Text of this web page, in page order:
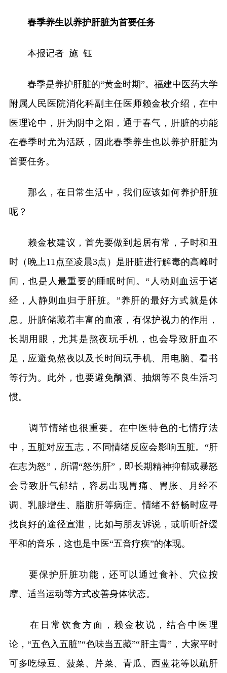
春季养生以养护肝脏为首要任务
本报记者 施 钰
春季是养护肝脏的“黄金时期”。福建中医药大学
附属人民医院消化科副主任医师赖金枚介绍，在中
医理论中，肝为阴中之阳，通于春气，肝脏的功能
在春季时尤为活跃，因此春季养生也以养护肝脏为
首要任务。
那么，在日常生活中，我们应该如何养护肝脏
呢？
赖金枚建议，首先要做到起居有常，子时和丑
时（晚上11点至凌晨3点）是肝脏进行解毒的高峰时
间，也是人最重要的睡眠时间。“人动则血运于诸
经，人静则血归于肝脏。”养肝的最好方式就是休
息。肝脏储藏着丰富的血液，有保护视力的作用，
长期用眼，尤其是熬夜玩手机，也会导致肝血不
足，应避免熬夜以及长时间玩手机、用电脑、看书
等行为。此外，也要避免酗酒、抽烟等不良生活习
惯。
调节情绪也很重要。在中医特色的七情疗法
中，五脏对应五志，不同情绪反应会影响五脏。“肝
在志为怒”，所谓“怒伤肝”，即长期精神抑郁或暴怒
会导致肝气郁结，容易出现胃痛、胃胀、月经不
调、乳腺增生、脂肪肝等病症。情绪不舒畅时应寻
找良好的途径宣泄，比如与朋友诉说，或听听舒缓
平和的音乐，这也是中医“五音疗疾”的体现。
要保护肝脏功能，还可以通过食补、穴位按
摩、适当运动等方式改善身体状态。
在日常饮食方面，赖金枚说，结合中医理
论，“五色入五脏”“色味当五藏”“肝主青”，大家平时
可多吃绿豆、菠菜、芹菜、青瓜、西蓝花等以疏肝